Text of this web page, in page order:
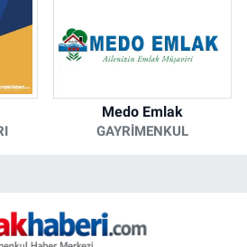
Medo Emlak
GAYRIMENKUL